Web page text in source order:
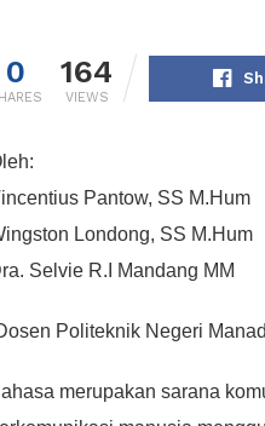
0 164
VIEWS
Pantow, SS M.Hum
Londong, SS M.Hum
Selvie R.I Mandang MM
Politeknik Negeri
merupakan sarana